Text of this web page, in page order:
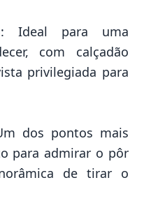
Ideal para uma
com calçadão
privilegiada para
dos pontos mais
para admirar o pôr
de tirar o